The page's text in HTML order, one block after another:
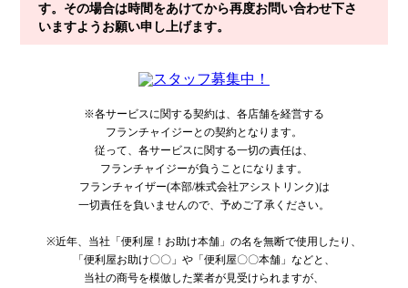
す。その場合は時間をあけてから再度お問い合わせ下さ
いますようお願い申し上げます。
※各サービスに関する契約は、各店舗を経営する
フランチャイジーとの契約となります。
従って、各サービスに関する一切の責任は、
フランチャイジーが負うことになります。
フランチャイザー(本部/株式会社アシストリンク)は
一切責任を負いませんので、予めご了承ください。
※近年、当社「便利屋！お助け本舗」の名を無断で使用したり、
「便利屋お助け〇〇」や「便利屋〇〇本舗」などと、
当社の商号を模倣した業者が見受けられますが、